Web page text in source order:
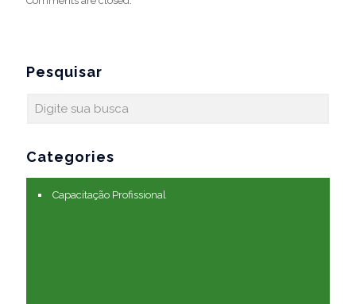
Pesquisar
Categories
Capacitação Profissional